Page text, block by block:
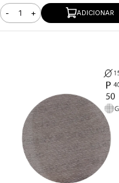
- + ADICIONAR